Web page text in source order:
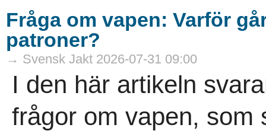
Fråga om vapen: Varför
patroner?
→ Svensk Jakt 2026-07-31 09:00
I den här artikeln
frågor om vapen, som